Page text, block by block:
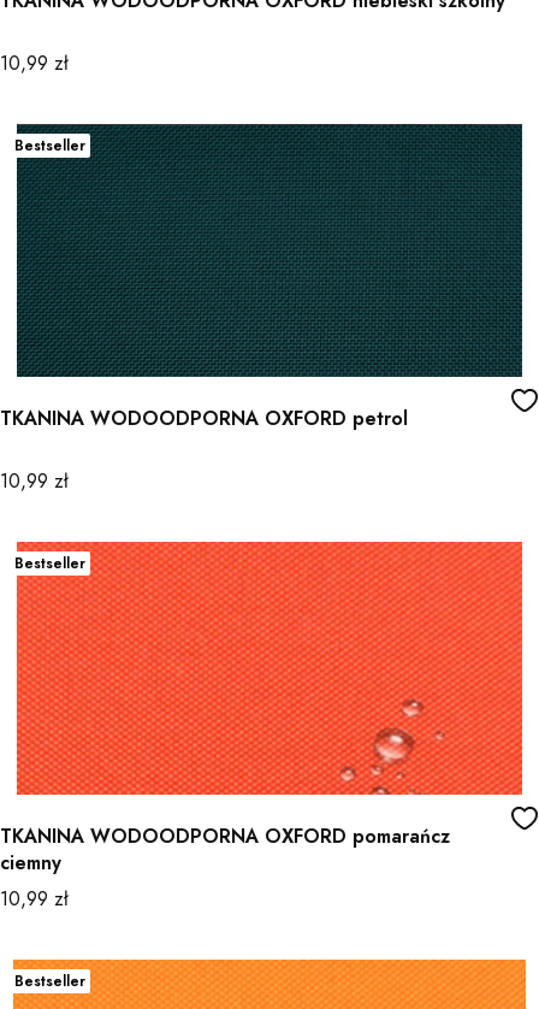
Cena
10,99 zł
Bestseller
TKANINA WODOODPORNA OXFORD petrol
Cena
10,99 zł
Bestseller
TKANINA WODOODPORNA OXFORD pomarańcz
ciemny
Cena
10,99 zł
Bestseller